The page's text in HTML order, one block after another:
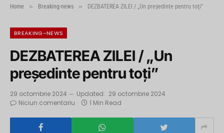
Home » Breaking-news » DEZBATEREA ZILEI / „Un preşedinte pentru toţi”
BREAKING-NEWS
DEZBATEREA ZILEI / „Un
preşedinte pentru toţi”
29 octombrie 2024 Updated: 29 octombrie 2024
Niciun comentariu
1 Min Read